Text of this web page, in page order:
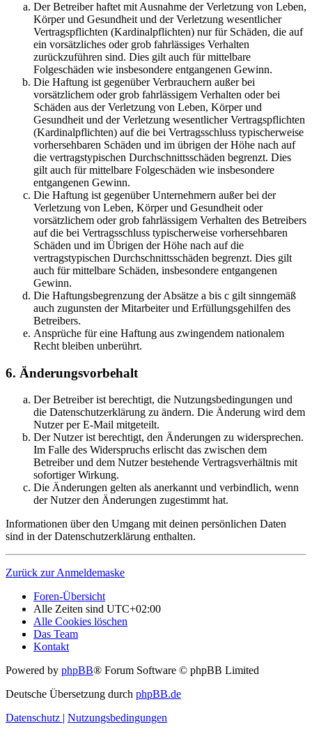
Der Betreiber haftet mit Ausnahme der Verletzung von Leben,
Körper und Gesundheit und der Verletzung wesentlicher
Vertragspflichten (Kardinalpflichten) nur für Schäden, die auf
ein vorsätzliches oder grob fahrlässiges Verhalten
zurückzuführen sind. Dies gilt auch für mittelbare
Folgeschäden wie insbesondere entgangenen Gewinn.
Die Haftung ist gegenüber Verbrauchern außer bei
vorsätzlichem oder grob fahrlässigem Verhalten oder bei
Schäden aus der Verletzung von Leben, Körper und
Gesundheit und der Verletzung wesentlicher Vertragspflichten
(Kardinalpflichten) auf die bei Vertragsschluss typischerweise
vorhersehbaren Schäden und im übrigen der Höhe nach auf
die vertragstypischen Durchschnittsschäden begrenzt. Dies
gilt auch für mittelbare Folgeschäden wie insbesondere
entgangenen Gewinn.
Die Haftung ist gegenüber Unternehmern außer bei der
Verletzung von Leben, Körper und Gesundheit oder
vorsätzlichem oder grob fahrlässigem Verhalten des Betreibers
auf die bei Vertragsschluss typischerweise vorhersehbaren
Schäden und im Übrigen der Höhe nach auf die
vertragstypischen Durchschnittsschäden begrenzt. Dies gilt
auch für mittelbare Schäden, insbesondere entgangenen
Gewinn.
Die Haftungsbegrenzung der Absätze a bis c gilt sinngemäß
auch zugunsten der Mitarbeiter und Erfüllungsgehilfen des
Betreibers.
Ansprüche für eine Haftung aus zwingendem nationalem
Recht bleiben unberührt.
6. Änderungsvorbehalt
Der Betreiber ist berechtigt, die Nutzungsbedingungen und
die Datenschutzerklärung zu ändern. Die Änderung wird dem
Nutzer per E-Mail mitgeteilt.
Der Nutzer ist berechtigt, den Änderungen zu widersprechen.
Im Falle des Widerspruchs erlischt das zwischen dem
Betreiber und dem Nutzer bestehende Vertragsverhältnis mit
sofortiger Wirkung.
Die Änderungen gelten als anerkannt und verbindlich, wenn
der Nutzer den Änderungen zugestimmt hat.
Informationen über den Umgang mit deinen persönlichen Daten
sind in der Datenschutzerklärung enthalten.
Zurück zur Anmeldemaske
Foren-Übersicht
Alle Zeiten sind UTC+02:00
Alle Cookies löschen
Das Team
Kontakt
Powered by phpBB® Forum Software © phpBB Limited
Deutsche Übersetzung durch phpBB.de
Datenschutz | Nutzungsbedingungen